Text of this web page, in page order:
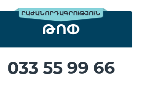
ԲԱԺԱՆՈՐԴԱԳՐՈՒԹՅՈՒՆ
ԹՈՓ
033 55 99 66